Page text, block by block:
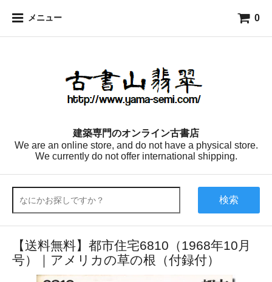
メニュー 0
建築専門のオンライン古書店
We are an online store, and do not have a physical store.
We currently do not offer international shipping.
検索
【送料無料】都市住宅6810（1968年10月
号）｜アメリカの草の根（付録付）